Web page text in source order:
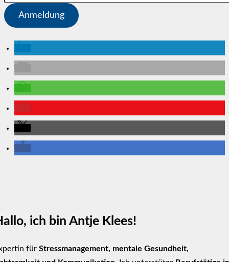
ich bin Antje Klees!
für Stressmanagement, mentale Gesundheit,